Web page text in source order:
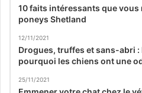
10 faits intéressants que vous
poneys Shetland
12/11/2021
Drogues, truffes et sans-abri
pourquoi les chiens ont une
25/11/2021